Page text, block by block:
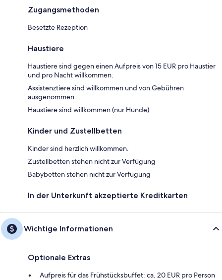
Zugangsmethoden
Besetzte Rezeption
Haustiere
Haustiere sind gegen einen Aufpreis von 15 EUR pro Haustier
und pro Nacht willkommen.
Assistenztiere sind willkommen und von Gebühren
ausgenommen
Haustiere sind willkommen (nur Hunde)
Kinder und Zustellbetten
Kinder sind herzlich willkommen.
Zustellbetten stehen nicht zur Verfügung
Babybetten stehen nicht zur Verfügung
In der Unterkunft akzeptierte Kreditkarten
Wichtige Informationen
Optionale Extras
Aufpreis für das Frühstücksbuffet: ca. 20 EUR pro Person